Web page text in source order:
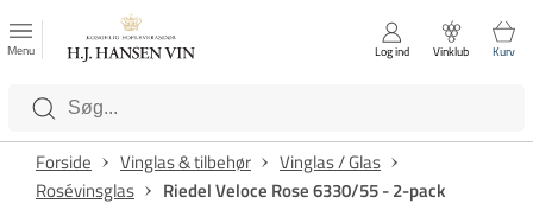
Luk
Kategorier
Menu Log ind Vinklub Kurv
Forside Vinglas & tilbehør
Vinglas / Glas
Rosévinsglas
Riedel Veloce Rose 6330/55 - 2-pack